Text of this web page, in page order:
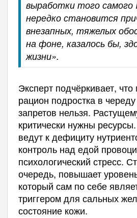
выработки того самого
нередко становится
внезапных, тяжелых
на фоне, казалось бы,
жизни».
Эксперт подчёркивает,
рацион подростка в
запретов нельзя.
критически нужны
ведут к дефициту
контроль над едой
психологический стресс.
очередь, повышает
который сам по себе
триггером для сальных
состояние кожи.